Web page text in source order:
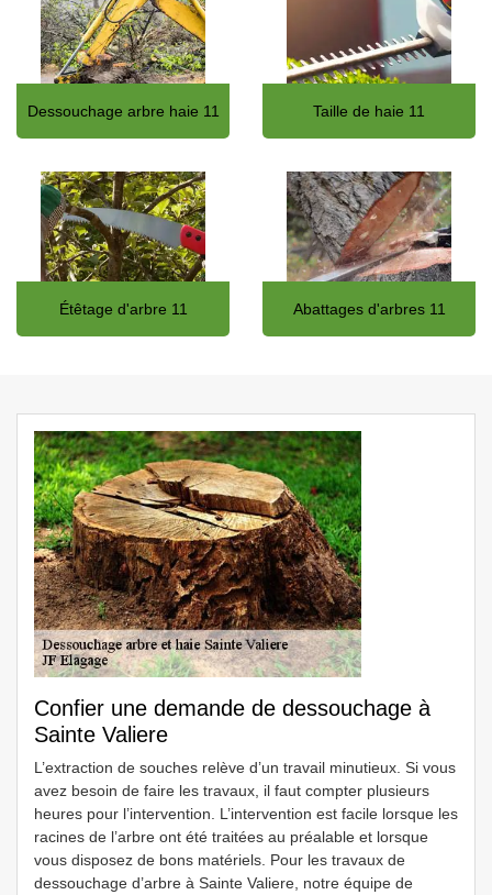
Dessouchage arbre haie 11 Taille de haie 11
Étêtage d'arbre 11 Abattages d'arbres 11
Confier une demande de dessouchage à
Sainte Valiere
L’extraction de souches relève d’un travail minutieux. Si vous
avez besoin de faire les travaux, il faut compter plusieurs
heures pour l’intervention. L’intervention est facile lorsque les
racines de l’arbre ont été traitées au préalable et lorsque
vous disposez de bons matériels. Pour les travaux de
dessouchage d’arbre à Sainte Valiere, notre équipe de